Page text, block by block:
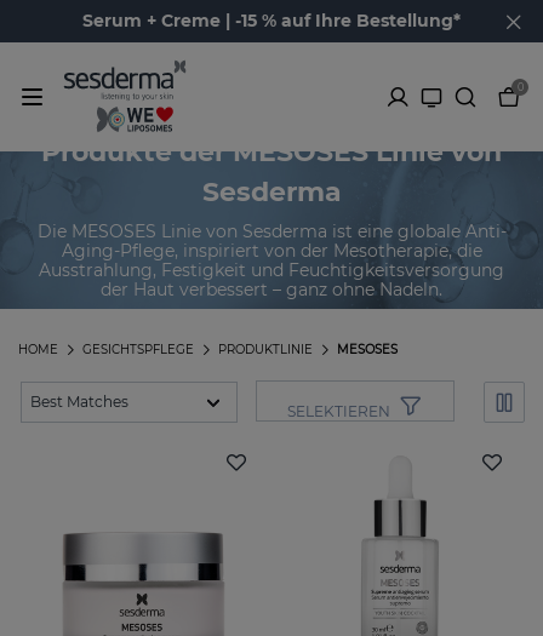
Serum + Creme | -15 % auf Ihre Bestellung*
0
Produkte der MESOSES Linie von
Sesderma
Die MESOSES Linie von Sesderma ist eine globale Anti-
Aging-Pflege, inspiriert von der Mesotherapie, die
Ausstrahlung, Festigkeit und Feuchtigkeitsversorgung
der Haut verbessert – ganz ohne Nadeln.
MESOSES
PRODUKTLINIE
GESICHTSPFLEGE
HOME
SELEKTIEREN